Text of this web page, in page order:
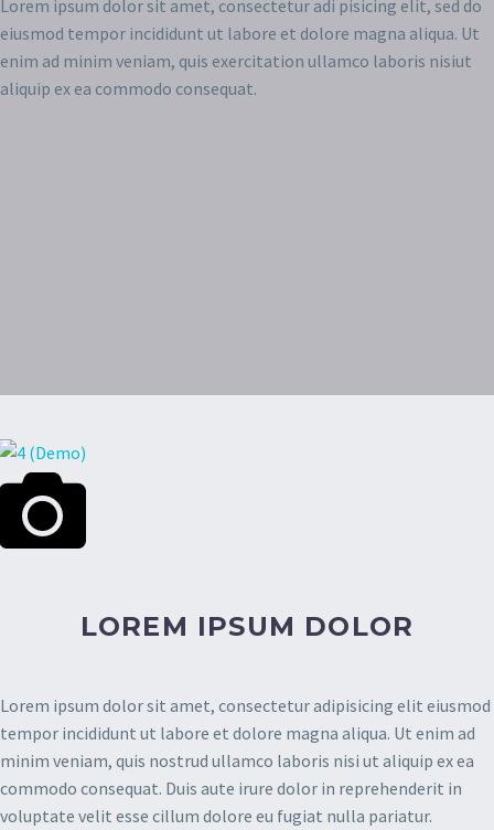
Lorem ipsum dolor sit amet, consectetur adi pisicing elit, sed do
eiusmod tempor incididunt ut labore et dolore magna aliqua. Ut
enim ad minim veniam, quis exercitation ullamco laboris nisiut
aliquip ex ea commodo consequat.
LOREM IPSUM DOLOR
Lorem ipsum dolor sit amet, consectetur adipisicing elit eiusmod
tempor incididunt ut labore et dolore magna aliqua. Ut enim ad
minim veniam, quis nostrud ullamco laboris nisi ut aliquip ex ea
commodo consequat. Duis aute irure dolor in reprehenderit in
voluptate velit esse cillum dolore eu fugiat nulla pariatur.